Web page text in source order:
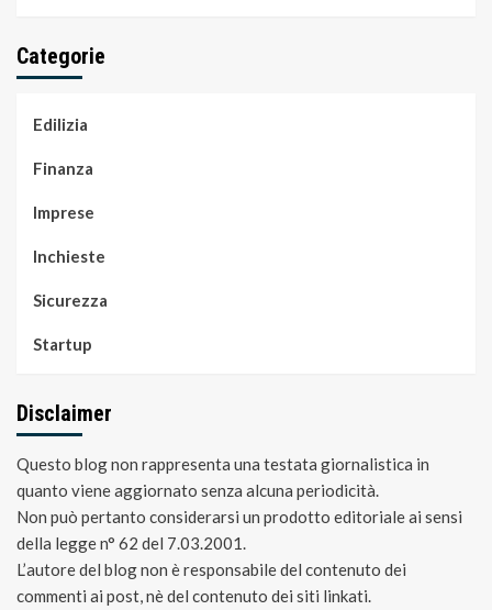
Categorie
Edilizia
Finanza
Imprese
Inchieste
Sicurezza
Startup
Disclaimer
Questo blog non rappresenta una testata giornalistica in
quanto viene aggiornato senza alcuna periodicità.
Non può pertanto considerarsi un prodotto editoriale ai sensi
della legge n° 62 del 7.03.2001.
L’autore del blog non è responsabile del contenuto dei
commenti ai post, nè del contenuto dei siti linkati.